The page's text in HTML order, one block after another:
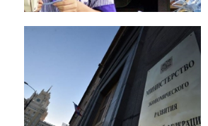
Golf
Giáng sinh
GDP